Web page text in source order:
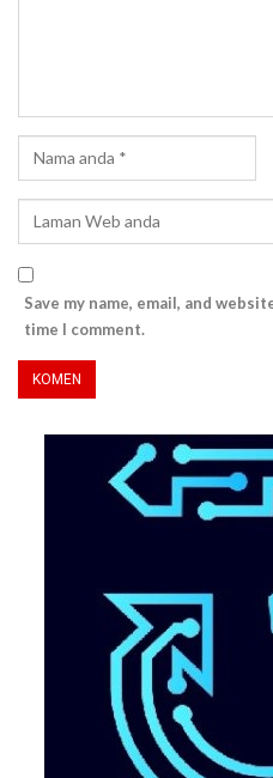
Save my name, email, and
time I comment.